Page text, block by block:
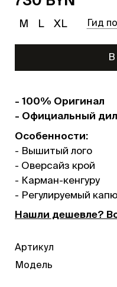
M L XL Гид
В
- 100% Оригинал
- Официальный
Особенности:
- Вышитый лого
- Оверсайз крой
- Карман-кенгуру
- Регулируемый
Нашли дешевле?
Артикул
Модель